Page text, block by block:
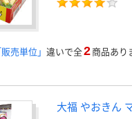
売単位」 違いで全2 商品あり
大福 やおきん